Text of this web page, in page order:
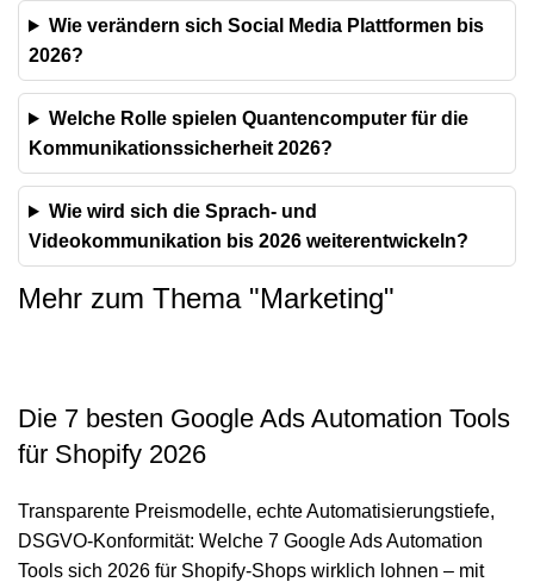
Wie verändern sich Social Media Plattformen bis
2026?
Welche Rolle spielen Quantencomputer für die
Kommunikationssicherheit 2026?
Wie wird sich die Sprach- und
Videokommunikation bis 2026 weiterentwickeln?
Mehr zum Thema "Marketing"
Die 7 besten Google Ads Automation Tools
für Shopify 2026
Transparente Preismodelle, echte Automatisierungstiefe,
DSGVO-Konformität: Welche 7 Google Ads Automation
Tools sich 2026 für Shopify-Shops wirklich lohnen – mit